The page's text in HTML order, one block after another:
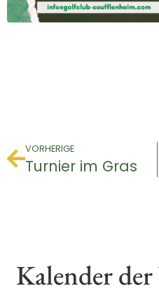
VORHERIGE
Turnier im Gras
Kalender